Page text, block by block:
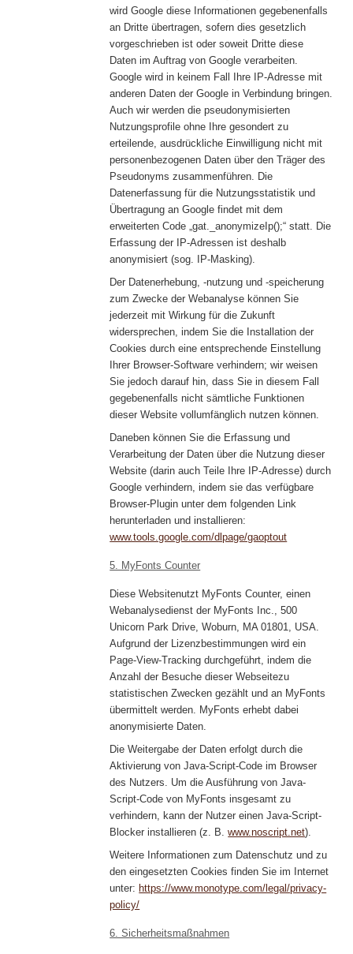
wird Google diese Informationen gegebenenfalls
an Dritte übertragen, sofern dies gesetzlich
vorgeschrieben ist oder soweit Dritte diese
Daten im Auftrag von Google verarbeiten.
Google wird in keinem Fall Ihre IP-Adresse mit
anderen Daten der Google in Verbindung bringen.
Auch wir werden die pseudonymisierten
Nutzungsprofile ohne Ihre gesondert zu
erteilende, ausdrückliche Einwilligung nicht mit
personenbezogenen Daten über den Träger des
Pseudonyms zusammenführen. Die
Datenerfassung für die Nutzungsstatistik und
Übertragung an Google findet mit dem
erweiterten Code „gat._anonymizeIp();“ statt. Die
Erfassung der IP-Adressen ist deshalb
anonymisiert (sog. IP-Masking).
Der Datenerhebung, -nutzung und -speicherung
zum Zwecke der Webanalyse können Sie
jederzeit mit Wirkung für die Zukunft
widersprechen, indem Sie die Installation der
Cookies durch eine entsprechende Einstellung
Ihrer Browser-Software verhindern; wir weisen
Sie jedoch darauf hin, dass Sie in diesem Fall
gegebenenfalls nicht sämtliche Funktionen
dieser Website vollumfänglich nutzen können.
Daneben können Sie die Erfassung und
Verarbeitung der Daten über die Nutzung dieser
Website (darin auch Teile Ihre IP-Adresse) durch
Google verhindern, indem sie das verfügbare
Browser-Plugin unter dem folgenden Link
herunterladen und installieren:
www.tools.google.com/dlpage/gaoptout
5. MyFonts Counter
Diese Websitenutzt MyFonts Counter, einen
Webanalysedienst der MyFonts Inc., 500
Unicorn Park Drive, Woburn, MA 01801, USA.
Aufgrund der Lizenzbestimmungen wird ein
Page-View-Tracking durchgeführt, indem die
Anzahl der Besuche dieser Webseitezu
statistischen Zwecken gezählt und an MyFonts
übermittelt werden. MyFonts erhebt dabei
anonymisierte Daten.
Die Weitergabe der Daten erfolgt durch die
Aktivierung von Java-Script-Code im Browser
des Nutzers. Um die Ausführung von Java-
Script-Code von MyFonts insgesamt zu
verhindern, kann der Nutzer einen Java-Script-
Blocker installieren (z. B.www.noscript.net).
Weitere Informationen zum Datenschutz und zu
den eingesetzten Cookies finden Sie im Internet
unter: https://www.monotype.com/legal/privacy-
policy/
6. Sicherheitsmaßnahmen